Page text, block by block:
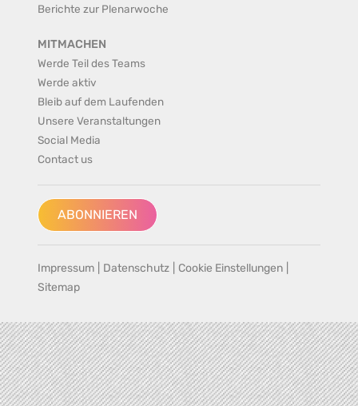
Berichte zur Plenarwoche
MITMACHEN
Werde Teil des Teams
Werde aktiv
Bleib auf dem Laufenden
Unsere Veranstaltungen
Social Media
Contact us
ABONNIEREN
Impressum Datenschutz Cookie Einstellungen
Sitemap